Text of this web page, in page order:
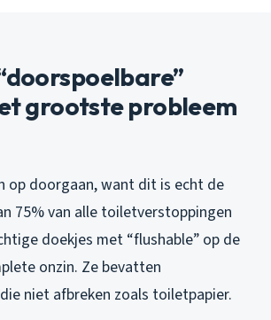
grootste probleem
op doorgaan, want dit is echt de
75% van alle toiletvers­toppingen
doekjes met “flushable” op de
onzin. Ze bevatten
niet afbreken zoals toiletpapier.